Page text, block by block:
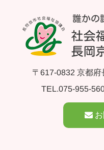
〒617-0832 京都
TEL.075-955-
お